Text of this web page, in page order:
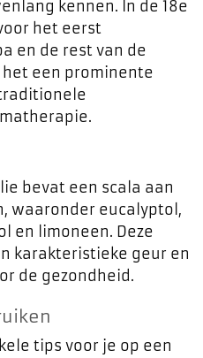
kennen. In de 18e
het eerst
en de rest van de
een prominente
bevat een scala aan
waaronder eucalyptol,
en limoneen. Deze
karakteristieke geur en
de gezondheid.
tips voor je op een